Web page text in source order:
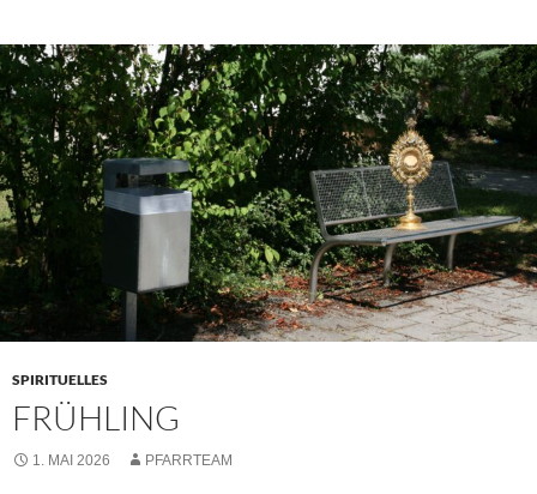
SPIRITUELLES
FRÜHLING
1. MAI 2026 PFARRTEAM